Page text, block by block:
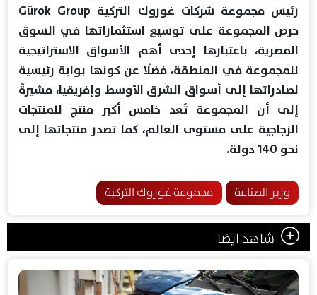
رئيس مجموعة شركات غوروك التركية Gürok Group
حرص المجموعة على توسيع استثماراتها في السوق
المصرية، باعتبارها إحدى أهم الأسواق الاستراتيجية
للمجموعة في المنطقة، فضلًا عن كونها بوابة رئيسية
لصادراتها إلى أسواق الشرق الأوسط وإفريقيا، مشيرةً
إلى أن المجموعة تُعد خامس أكبر منتج للمنتجات
الزجاجية على مستوى العالم، كما تصدر منتجاتها إلى
نحو 140 دولة.
وزير الصناعة مجموعة غوروك التركية
شاهد ايضا